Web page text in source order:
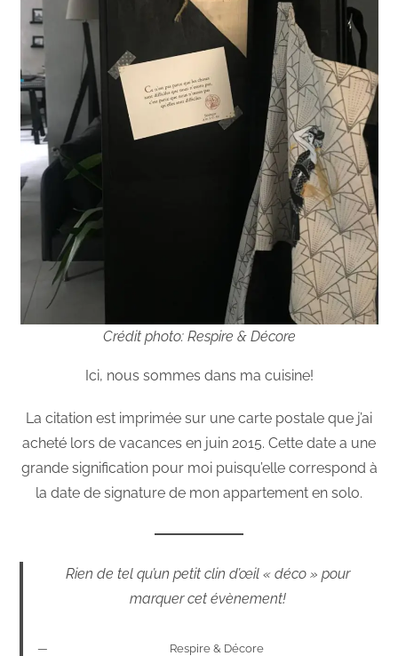
Crédit photo: Respire & Décore
Ici, nous sommes dans ma cuisine!
La citation est imprimée sur une carte postale que j’ai
acheté lors de vacances en juin 2015. Cette date a une
grande signification pour moi puisqu’elle correspond à
la date de signature de mon appartement en solo.
Rien de tel qu’un petit clin d’œil « déco » pour
marquer cet évènement!
Respire & Décore